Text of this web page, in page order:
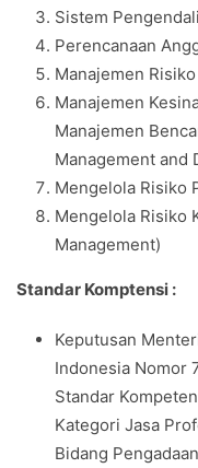
Sistem
Perencanaan
Manajemen
Manajemen
Manajemen
Management and
Mengelola Risiko
Mengelola Risiko
Management)
Standar Komptensi :
Keputusan
Indonesia Nomor
Standar
Kategori Jasa
Bidang